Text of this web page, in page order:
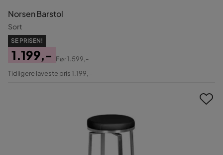
Norsen Barstol
Sort
SE PRISEN!
Pris
1.199,-
Original
Før1.599,-
Tidligere laveste pris 1.199,-